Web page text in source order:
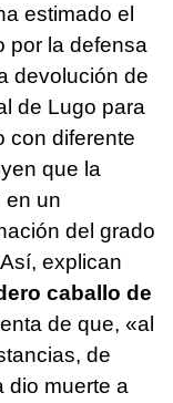
estimado el
por la defensa
devolución de
de Lugo para
con diferente
que la
en un
del grado
explican
caballo de
de que, «al
de
dio muerte a